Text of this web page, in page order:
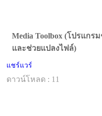
Media Toolbox (โปรแกร
และช่วยแปลงไฟล์)
แชร์แวร์
ดาวน์โหลด : 11